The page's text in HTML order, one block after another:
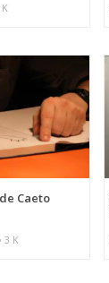
K
Caeto
3 K